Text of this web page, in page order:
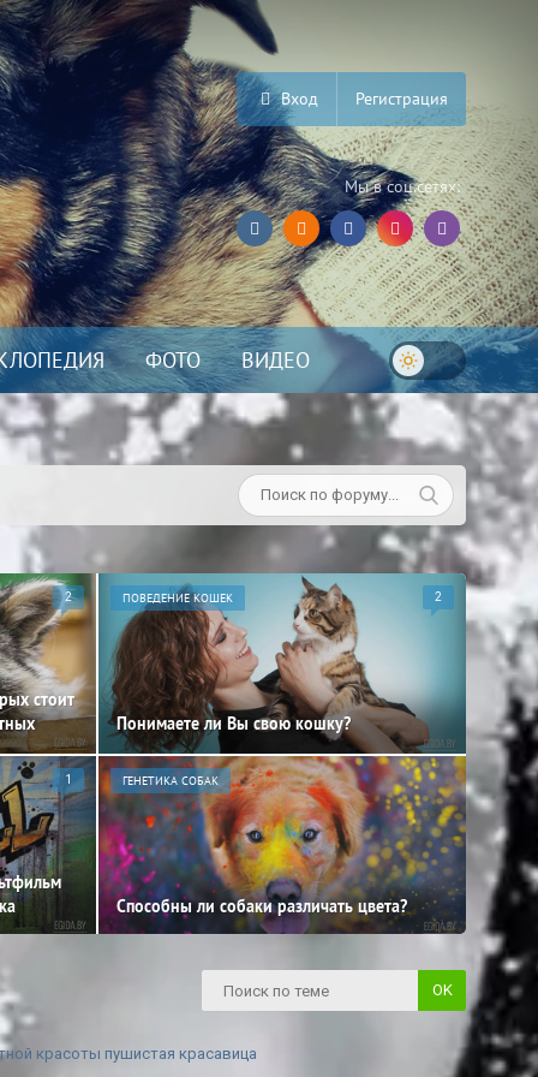
Вход Регистрация
Мы в соц.сетях:
ФОТО ВИДЕО
2
стоит
ПОВЕДЕНИЕ КОШЕК 2
Понимаете ли Вы свою кошку?
1 ГЕНЕТИКА СОБАК
Способны ли собаки различать цвета?
красоты пушистая красавица